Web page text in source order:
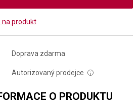
na produkt
Doprava zdarma
Autorizovaný prodejce i
O PRODUKTU